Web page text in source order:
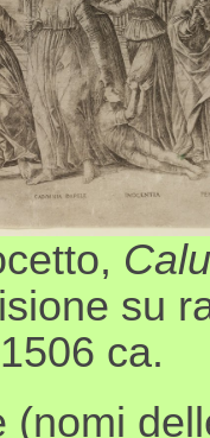
su
ca.
(nomi